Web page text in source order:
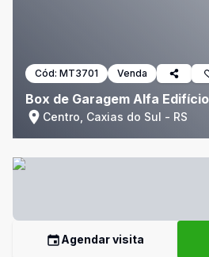
Cód: MT3701 Venda
Box de Garagem Alfa
Centro, Caxias do Sul - RS
Agendar visita